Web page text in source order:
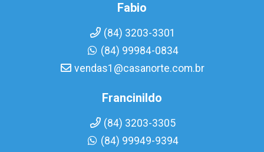
Fabio
(84) 3203-3301
(84) 99984-0834
vendas1@casanorte.com.br
Francinildo
(84) 3203-3305
(84) 99949-9394